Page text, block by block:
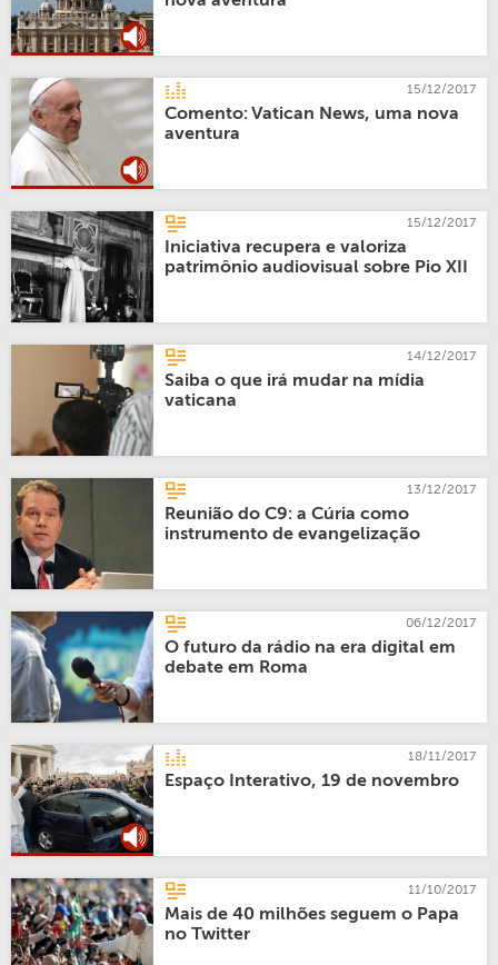
15/12/2017
Comento: Vatican News, uma nova
aventura
15/12/2017
Iniciativa recupera e valoriza
patrimônio audiovisual sobre Pio XII
14/12/2017
Saiba o que irá mudar na mídia
vaticana
13/12/2017
Reunião do C9: a Cúria como
instrumento de evangelização
06/12/2017
O futuro da rádio na era digital em
debate em Roma
18/11/2017
Espaço Interativo, 19 de novembro
11/10/2017
Mais de 40 milhões seguem o Papa
no Twitter